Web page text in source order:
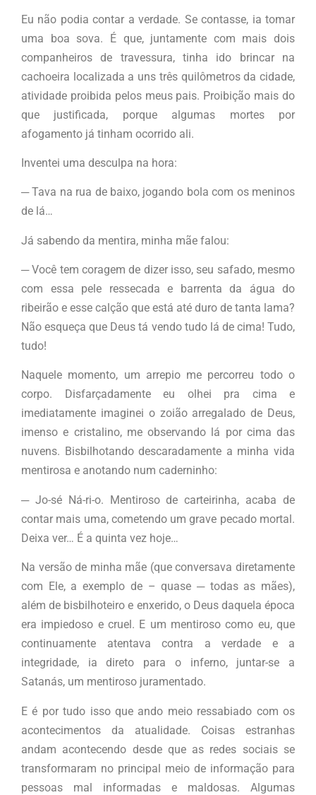
Eu não podia contar a verdade. Se contasse, ia tomar
uma boa sova. É que, juntamente com mais dois
companheiros de travessura, tinha ido brincar na
cachoeira localizada a uns três quilômetros da cidade,
atividade proibida pelos meus pais. Proibição mais do
que justificada, porque algumas mortes por
afogamento já tinham ocorrido ali.
Inventei uma desculpa na hora:
─ Tava na rua de baixo, jogando bola com os meninos
de lá…
Já sabendo da mentira, minha mãe falou:
─ Você tem coragem de dizer isso, seu safado, mesmo
com essa pele ressecada e barrenta da água do
ribeirão e esse calção que está até duro de tanta lama?
Não esqueça que Deus tá vendo tudo lá de cima! Tudo,
tudo!
Naquele momento, um arrepio me percorreu todo o
corpo. Disfarçadamente eu olhei pra cima e
imediatamente imaginei o zoião arregalado de Deus,
imenso e cristalino, me observando lá por cima das
nuvens. Bisbilhotando descaradamente a minha vida
mentirosa e anotando num caderninho:
─ Jo-sé Ná-ri-o. Mentiroso de carteirinha, acaba de
contar mais uma, cometendo um grave pecado mortal.
Deixa ver… É a quinta vez hoje…
Na versão de minha mãe (que conversava diretamente
com Ele, a exemplo de – quase ─ todas as mães),
além de bisbilhoteiro e enxerido, o Deus daquela época
era impiedoso e cruel. E um mentiroso como eu, que
continuamente atentava contra a verdade e a
integridade, ia direto para o inferno, juntar-se a
Satanás, um mentiroso juramentado.
E é por tudo isso que ando meio ressabiado com os
acontecimentos da atualidade. Coisas estranhas
andam acontecendo desde que as redes sociais se
transformaram no principal meio de informação para
pessoas mal informadas e maldosas. Algumas